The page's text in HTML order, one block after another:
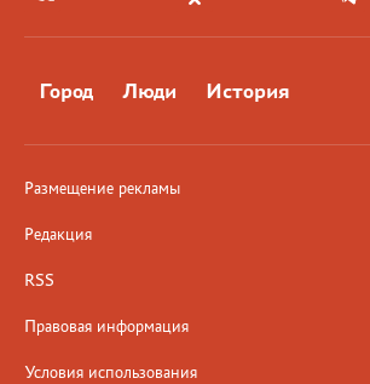
Город Люди История
Размещение рекламы
Редакция
RSS
Правовая информация
Условия использования